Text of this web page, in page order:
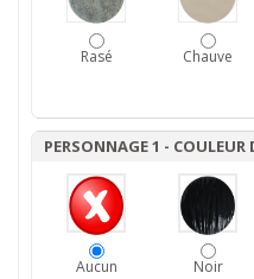
Rasé Chauve
PERSONNAGE 1 - COULEUR
Aucun Noir